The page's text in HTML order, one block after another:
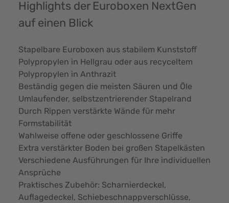
Highlights der Euroboxen NextGen
auf einen Blick
Stapelbare Euroboxen aus stabilem Kunststoff
Polypropylen in Hellgrau oder aus recyceltem
Polypropylen in Anthrazit
Beständig gegen die meisten Säuren und Öle
Umlaufender, selbstzentrierender Stapelrand
Durch Rippen verstärkte Wände für mehr
Formstabilität
Wahlweise offene oder geschlossene Griffe
Extra verstärkter Boden bei großen Stapelkästen
Verschiedene Ausführungen für Ihre individuellen
Ansprüche
Praktisches Zubehör: Scharnierdeckel,
Auflagedeckel, Schiebeschnappverschlüsse,